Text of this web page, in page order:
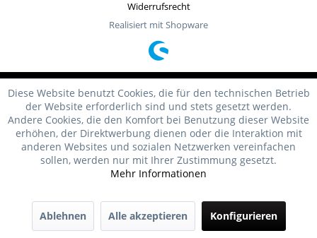
Widerrufsrecht
Realisiert mit Shopware
Diese Website benutzt Cookies, die für den technischen Betrieb
der Website erforderlich sind und stets gesetzt werden.
Andere Cookies, die den Komfort bei Benutzung dieser Website
erhöhen, der Direktwerbung dienen oder die Interaktion mit
anderen Websites und sozialen Netzwerken vereinfachen
sollen, werden nur mit Ihrer Zustimmung gesetzt.
Mehr Informationen
Ablehnen Alle akzeptieren Konfigurieren